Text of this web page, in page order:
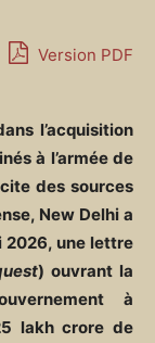
Version PDF
l’acquisition
à l’armée de
des sources
New Delhi a
2026, une lettre
) ouvrant la
à
lakh crore de